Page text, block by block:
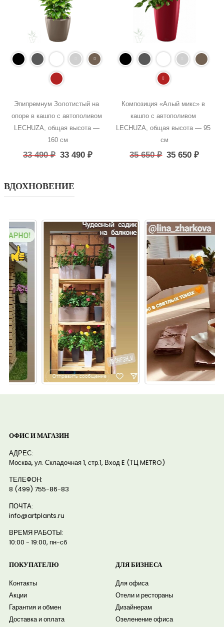
Эпипремнум Золотистый на
опоре в кашпо с автополивом
LECHUZA, общая высота —
160 см
33 490₽ 33 490 ₽
Композиция «Алый микс» в
кашпо с автополивом
LECHUZA, общая высота — 95
см
35 650₽ 35 650₽
ВДОХНОВЕНИЕ
ОФИС И МАГАЗИН
АДРЕС:
Москва, ул. Складочная 1, стр.1, Вход E (ТЦ METRO)
ТЕЛЕФОН:
8 (499) 755-86-83
ПОЧТА:
info@artplants.ru
ВРЕМЯ РАБОТЫ:
10:00 - 19:00, пн-сб
ПОКУПАТЕЛЮ
Контакты
Акции
Гарантия и обмен
Доставка и оплата
ДЛЯ БИЗНЕСА
Для офиса
Отели и рестораны
Дизайнерам
Озеленение офиса